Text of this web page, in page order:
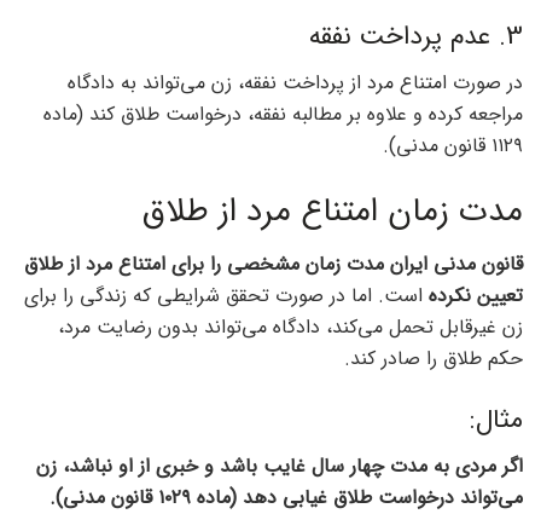
3. عدم پرداخت نفقه
در صورت امتناع مرد از پرداخت نفقه، زن می‌تواند به دادگاه
مراجعه کرده و علاوه بر مطالبه نفقه، درخواست طلاق کند (ماده
۱۱۲۹ قانون مدنی).
مدت زمان امتناع مرد از طلاق
قانون مدنی ایران مدت زمان مشخصی را برای امتناع مرد از طلاق
تعیین نکرده است. اما در صورت تحقق شرایطی که زندگی را برای
زن غیرقابل تحمل می‌کند، دادگاه می‌تواند بدون رضایت مرد،
حکم طلاق را صادر کند.
مثال:
اگر مردی به مدت چهار سال غایب باشد و خبری از او نباشد، زن
می‌تواند درخواست طلاق غیابی دهد (ماده ۱۰۲۹ قانون مدنی).